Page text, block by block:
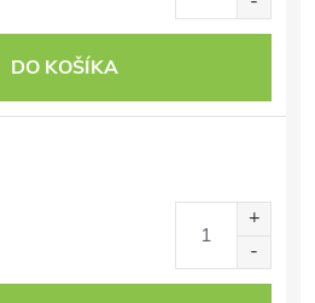
DO KOŠÍKA